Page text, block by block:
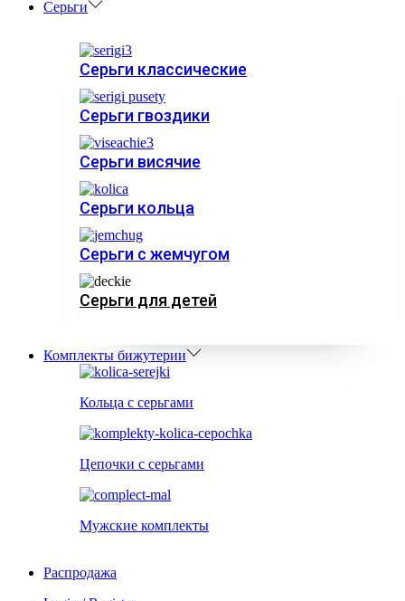
Серьги
Серьги классические
Серьги гвоздики
Серьги висячие
Серьги кольца
Серьги с жемчугом
Серьги для детей
Комплекты бижутерии
Кольца с серьгами
Цепочки с серьгами
Мужские комплекты
Распродажа